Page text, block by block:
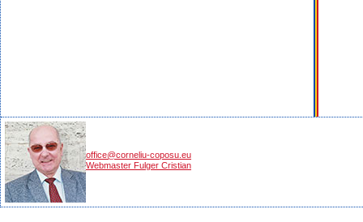
office@corneliu-coposu.eu
Webmaster Fulger Cristian